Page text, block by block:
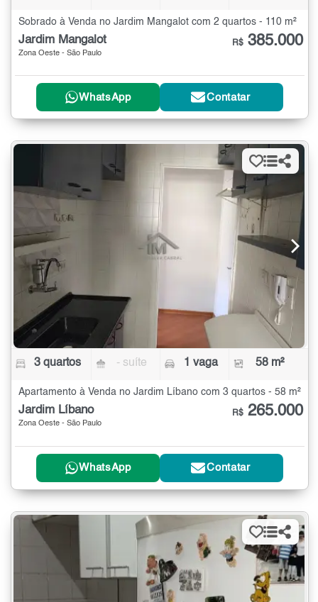
Sobrado à Venda no Jardim Mangalot com 2 quartos - 110 m²
Jardim Mangalot
Zona Oeste - São Paulo
R$ 385.000
WhatsApp Contatar
3 quartos - suíte 1 vaga 58 m²
Apartamento à Venda no Jardim Líbano com 3 quartos - 58 m²
Jardim Líbano
Zona Oeste - São Paulo
R$ 265.000
WhatsApp Contatar